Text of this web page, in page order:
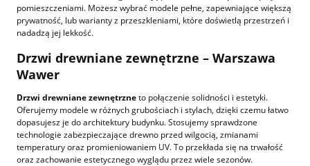
pomieszczeniami. Możesz wybrać modele pełne, zapewniające większą
prywatność, lub warianty z przeszkleniami, które doświetlą przestrzeń i
nadadzą jej lekkość.
Drzwi drewniane zewnętrzne – Warszawa
Wawer
Drzwi drewniane zewnętrzneto połączenie solidności i estetyki.
Oferujemy modele w różnych grubościach i stylach, dzięki czemu łatwo
dopasujesz je do architektury budynku. Stosujemy sprawdzone
technologie zabezpieczające drewno przed wilgocią, zmianami
temperatury oraz promieniowaniem UV. To przekłada się na trwałość
oraz zachowanie estetycznego wyglądu przez wiele sezonów.